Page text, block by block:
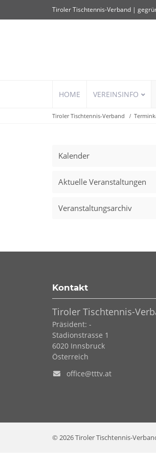
Tiroler Tischtennis-Verband |
überspringen
HOME VEREINSINFO
Tiroler Tischtennis-Verband
Kalender
Aktuelle Veranstaltungen
Veranstaltungsarchiv
Kontakt
Tiroler Tischtennis-
Präsident: -
Stadionstrasse 1
6020 Innsbruck
Österreich
office@tttv.at
© 2026 Tiroler Tischtennis-